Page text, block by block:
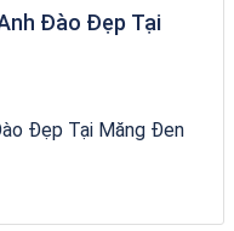
Đào Đẹp Tại
Đẹp Tại Măng Đen